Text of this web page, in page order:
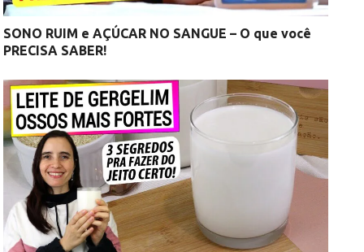
SONO RUIM e AÇÚCAR NO SANGUE – O que você
PRECISA SABER!